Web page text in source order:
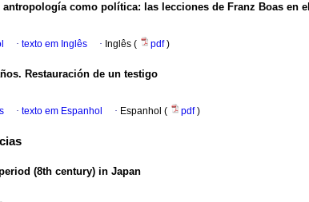
como política: las lecciones de Franz Boas en el
· texto em Inglês · Inglês ( pdf)
Restauración de un testigo
· texto em Espanhol · Espanhol ( pdf)
(8th century) in Japan